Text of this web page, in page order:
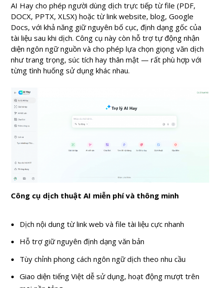
AI Hay cho phép người dùng dịch trực tiếp từ file (PDF,
DOCX, PPTX, XLSX) hoặc từ link website, blog, Google
Docs, với khả năng giữ nguyên bố cục, định dạng gốc của
tài liệu sau khi dịch. Công cụ này còn hỗ trợ tự động nhận
diện ngôn ngữ nguồn và cho phép lựa chọn giọng văn dịch
như trang trọng, súc tích hay thân mật — rất phù hợp với
từng tình huống sử dụng khác nhau.
Công cụ dịch thuật AI miễn phí và thông minh
Dịch nội dung từ link web và file tài liệu cực nhanh
Hỗ trợ giữ nguyên định dạng văn bản
Tùy chỉnh phong cách ngôn ngữ dịch theo nhu cầu
Giao diện tiếng Việt dễ sử dụng, hoạt động mượt trên